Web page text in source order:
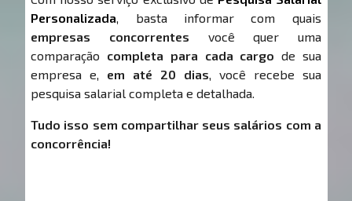
Personalizada, basta informar com quais
empresas concorrentes você quer uma
comparação completa para cada cargo de sua
empresa e, em até 20 dias, você recebe sua
pesquisa salarial completa e detalhada.
Tudo isso sem compartilhar seus salários com a
concorrência!